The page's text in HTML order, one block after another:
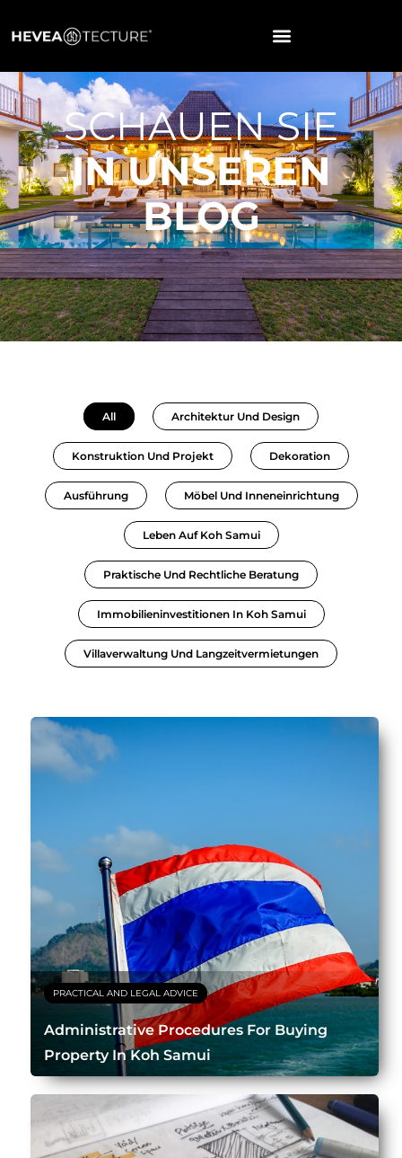
SCHAUEN SIE
IN UNSEREN
BLOG
All Architektur Und Design
Konstruktion Und Projekt Dekoration
Ausführung Möbel Und Inneneinrichtung
Leben Auf Koh Samui
Praktische Und Rechtliche Beratung
Immobilieninvestitionen In Koh Samui
Villaverwaltung Und Langzeitvermietungen
PRACTICAL AND LEGAL ADVICE
Administrative Procedures For Buying
Property In Koh Samui